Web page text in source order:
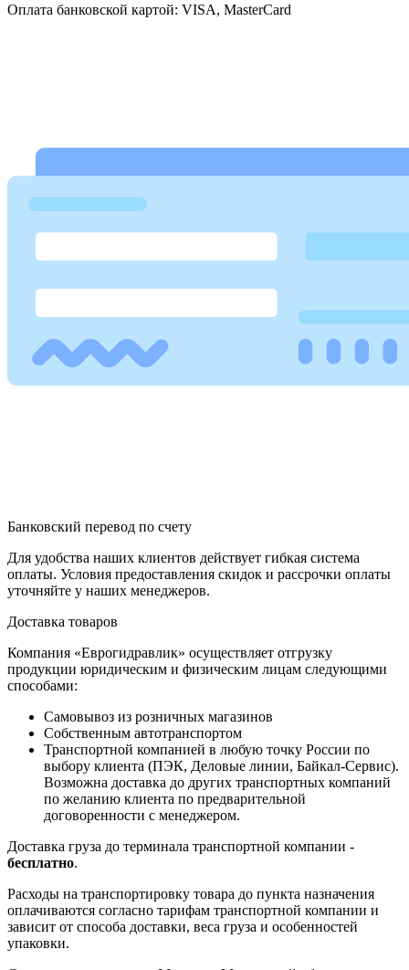
Оплата банковской картой: VISA, MasterCard
Банковский перевод по счету
Для удобства наших клиентов действует гибкая система
оплаты. Условия предоставления скидок и рассрочки оплаты
уточняйте у наших менеджеров.
Доставка товаров
Компания «Еврогидравлик» осуществляет отгрузку
продукции юридическим и физическим лицам следующими
способами:
Самовывоз из розничных магазинов
Собственным автотранспортом
Транспортной компанией в любую точку России по
выбору клиента (ПЭК, Деловые линии, Байкал-Сервис).
Возможна доставка до других транспортных компаний
по желанию клиента по предварительной
договоренности с менеджером.
Доставка груза до терминала транспортной компании -
бесплатно.
Расходы на транспортировку товара до пункта назначения
оплачиваются согласно тарифам транспортной компании и
зависит от способа доставки, веса груза и особенностей
упаковки.